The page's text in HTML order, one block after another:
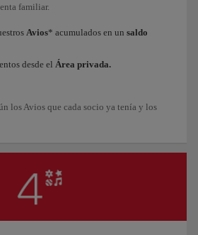
familiar.
Avios* acumulados en un saldo
desde el Área privada.
los Avios que cada socio ya tenía y los